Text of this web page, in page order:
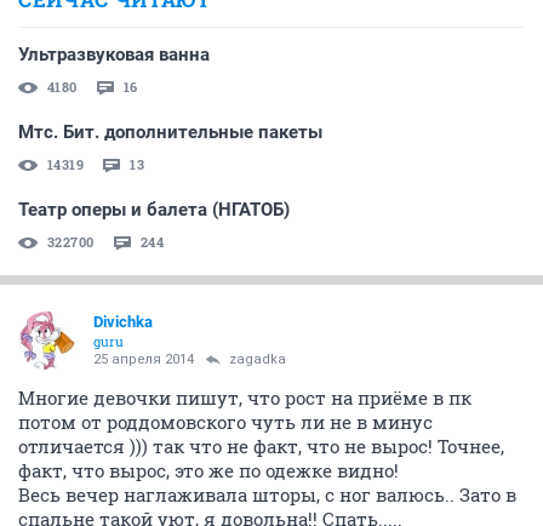
Ультразвуковая ванна
4180 16
Мтс. Бит. дополнительные пакеты
14319 13
Театр оперы и балета (НГАТОБ)
322700 244
Divichka
guru
25 апреля 2014 zagadka
Многие девочки пишут, что рост на приёме в пк
потом от роддомовского чуть ли не в минус
отличается ))) так что не факт, что не вырос! Точнее,
факт, что вырос, это же по одежке видно!
Весь вечер наглаживала шторы, с ног валюсь.. Зато в
спальне такой уют, я довольна!! Спать.....